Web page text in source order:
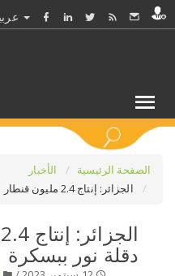
الصفحة الرئيسية
الأخبار
الجزائر: إنتاج 2.4 مليون قنطار من دقلة نور ببسكرة
دقلة نور ببسكرة